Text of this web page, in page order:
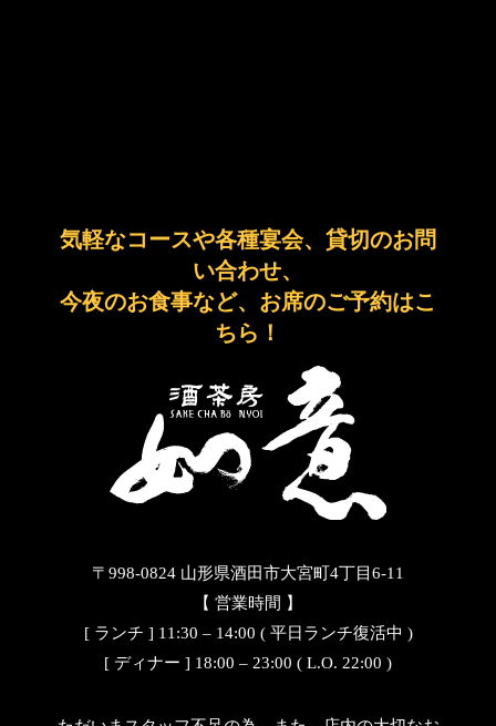
気軽なコースや各種宴会、貸切のお問
い合わせ、
今夜のお食事など、お席のご予約はこ
ちら！
〒998-0824 山形県酒田市大宮町4丁目6-11
【 営業時間 】
[ ランチ ] 11:30 – 14:00 ( 平日ランチ復活中 )
[ ディナー ] 18:00 – 23:00 ( L.O. 22:00 )